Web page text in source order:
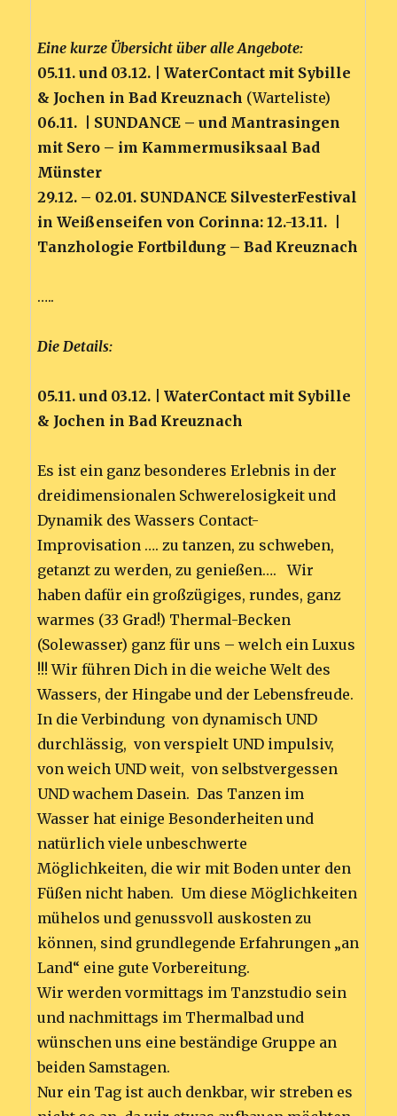
Eine kurze Übersicht über alle Angebote:
05.11. und 03.12. | WaterContact mit Sybille
& Jochen in Bad Kreuznach (Warteliste)
06.11. | SUNDANCE – und Mantrasingen
mit Sero – im Kammermusiksaal Bad
Münster
29.12. – 02.01. SUNDANCE SilvesterFestival
in Weißenseifen von Corinna: 12.-13.11. |
Tanzhologie Fortbildung – Bad Kreuznach
…..
Die Details:
05.11. und 03.12. | WaterContact mit Sybille
& Jochen in Bad Kreuznach
Es ist ein ganz besonderes Erlebnis in der
dreidimensionalen Schwerelosigkeit und
Dynamik des Wassers Contact-
Improvisation …. zu tanzen, zu schweben,
getanzt zu werden, zu genießen…. Wir
haben dafür ein großzügiges, rundes, ganz
warmes (33 Grad!) Thermal-Becken
(Solewasser) ganz für uns – welch ein Luxus
!!! Wir führen Dich in die weiche Welt des
Wassers, der Hingabe und der Lebensfreude.
In die Verbindung von dynamisch UND
durchlässig, von verspielt UND impulsiv,
von weich UND weit, von selbstvergessen
UND wachem Dasein. Das Tanzen im
Wasser hat einige Besonderheiten und
natürlich viele unbeschwerte
Möglichkeiten, die wir mit Boden unter den
Füßen nicht haben. Um diese Möglichkeiten
mühelos und genussvoll auskosten zu
können, sind grundlegende Erfahrungen „an
Land“ eine gute Vorbereitung.
Wir werden vormittags im Tanzstudio sein
und nachmittags im Thermalbad und
wünschen uns eine beständige Gruppe an
beiden Samstagen.
Nur ein Tag ist auch denkbar, wir streben es